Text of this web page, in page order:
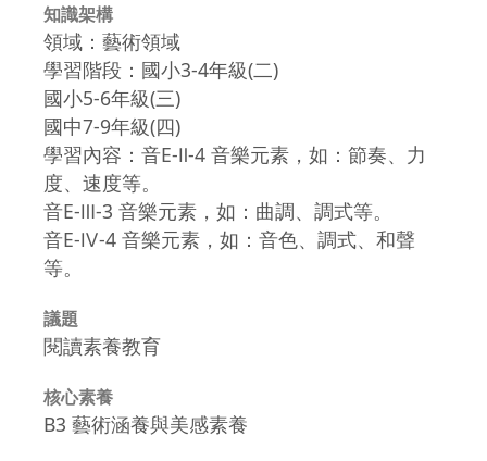
知識架構
領域：藝術領域
學習階段：國小3-4年級(二)
國小5-6年級(三)
國中7-9年級(四)
學習內容：音E-Ⅱ-4 音樂元素，如：節奏、力
度、速度等。
音E-Ⅲ-3 音樂元素，如：曲調、調式等。
音E-Ⅳ-4 音樂元素，如：音色、調式、和聲
等。
議題
閱讀素養教育
核心素養
B3 藝術涵養與美感素養